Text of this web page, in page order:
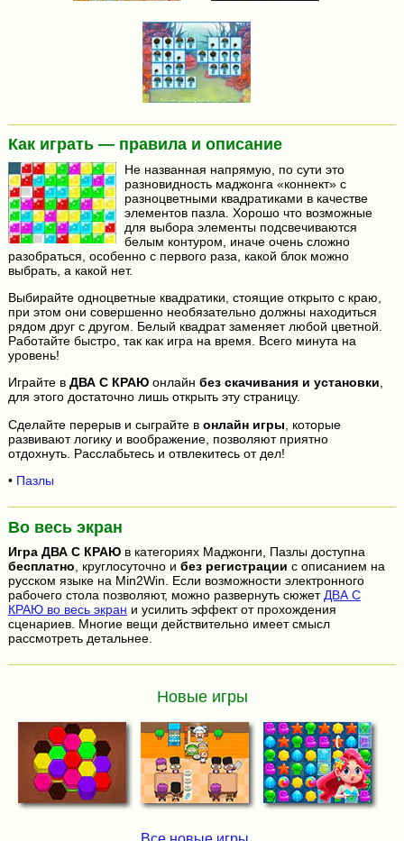
Как играть — правила и описание
Не названная напрямую, по сути это
разновидность маджонга «коннект» с
разноцветными квадратиками в качестве
элементов пазла. Хорошо что возможные
для выбора элементы подсвечиваются
белым контуром, иначе очень сложно
разобраться, особенно с первого раза, какой блок можно
выбрать, а какой нет.
Выбирайте одноцветные квадратики, стоящие открыто с краю,
при этом они совершенно необязательно должны находиться
рядом друг с другом. Белый квадрат заменяет любой цветной.
Работайте быстро, так как игра на время. Всего минута на
уровень!
Играйте в ДВА С КРАЮонлайн без скачивания и установки,
для этого достаточно лишь открыть эту страницу.
Сделайте перерыв и сыграйте в онлайн игры , которые
развивают логику и воображение, позволяют приятно
отдохнуть. Расслабьтесь и отвлекитесь от дел!
• Пазлы
Во весь экран
Игра ДВА С КРАЮв категориях Маджонги, Пазлы доступна
бесплатно, круглосуточно и без регистрации с описанием на
русском языке на Min2Win. Если возможности электронного
рабочего стола позволяют, можно развернуть сюжетДВА С
КРАЮ во весь экран и усилить эффект от прохождения
сценариев. Многие вещи действительно имеет смысл
рассмотреть детальнее.
Новые игры